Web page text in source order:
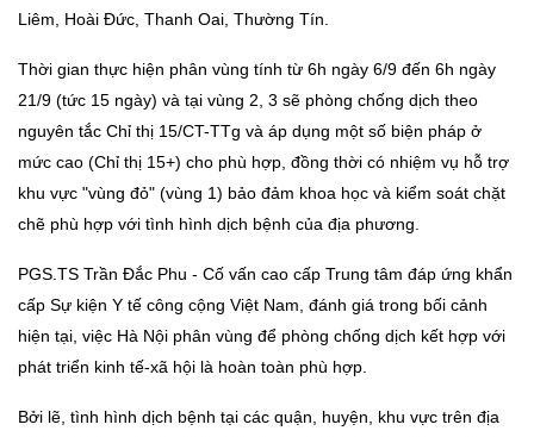
Liêm, Hoài Đức, Thanh Oai, Thường Tín.
Thời gian thực hiện phân vùng tính từ 6h ngày 6/9 đến 6h ngày
21/9 (tức 15 ngày) và tại vùng 2, 3 sẽ phòng chống dịch theo
nguyên tắc Chỉ thị 15/CT-TTg và áp dụng một số biện pháp ở
mức cao (Chỉ thị 15+) cho phù hợp, đồng thời có nhiệm vụ hỗ trợ
khu vực "vùng đỏ" (vùng 1) bảo đảm khoa học và kiểm soát chặt
chẽ phù hợp với tình hình dịch bệnh của địa phương.
PGS.TS Trần Đắc Phu - Cố vấn cao cấp Trung tâm đáp ứng khẩn
cấp Sự kiện Y tế công cộng Việt Nam, đánh giá trong bối cảnh
hiện tại, việc Hà Nội phân vùng để phòng chống dịch kết hợp với
phát triển kinh tế-xã hội là hoàn toàn phù hợp.
Bởi lẽ, tình hình dịch bệnh tại các quận, huyện, khu vực trên địa